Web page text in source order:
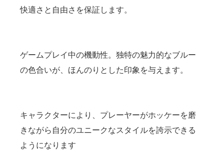
快適さと自由さを保証します。
ゲームプレイ中の機動性。独特の魅力的なブルー
の色合いが、ほんのりとした印象を与えます。
キャラクターにより、プレーヤーがホッケーを磨
きながら自分のユニークなスタイルを誇示できる
ようになります